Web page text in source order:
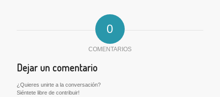
0
COMENTARIOS
Dejar un comentario
¿Quieres unirte a la conversación?
Siéntete libre de contribuir!